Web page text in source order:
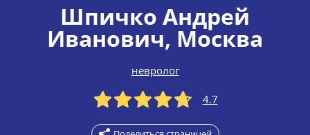
Шпичко Андрей
Иванович, Москва
невролог
4.7